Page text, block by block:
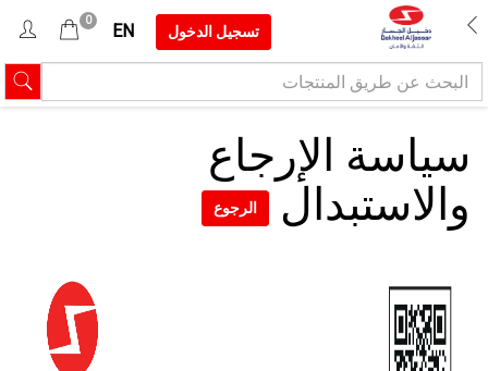
تسجيل الدخول EN
0
سياسة الإرجاع
والاستبدال
الرجوع